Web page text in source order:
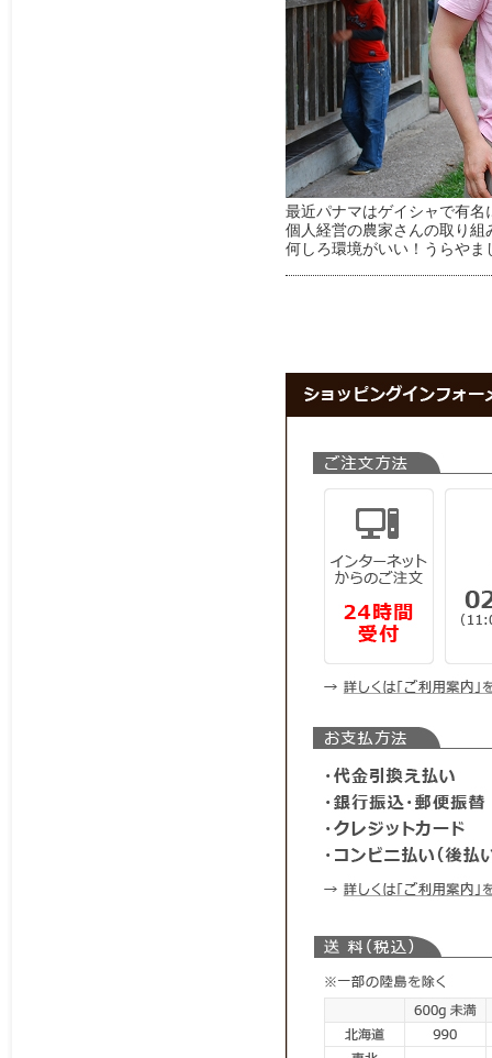
最近パナマはゲイシャで有名
個人経営の農家さんの取り
何しろ環境がいい！うらやま